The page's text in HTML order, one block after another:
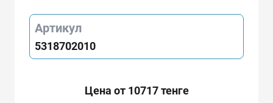
Артикул
5318702010
Цена от 10717 тенге